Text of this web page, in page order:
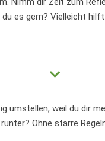
es gern? Vielleicht
umstellen, weil du dir
Ohne starre